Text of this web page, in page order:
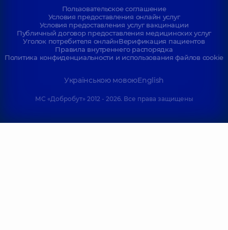
Пользовательское соглашение
Условия предоставления онлайн услуг
Условия предоставления услуг вакцинации
Публичный договор предоставления медицинских услуг
Уголок потребителя онлайнВерификация пациентов
Правила внутреннего распорядка
Политика конфиденциальности и использования файлов cookie
Українською мовоюEnglish
МС «Добробут» 2012 - 2026. Все права защищены